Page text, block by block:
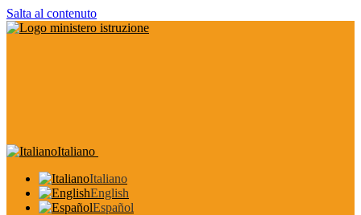
Salta al contenuto
Italiano
Italiano
English
Español